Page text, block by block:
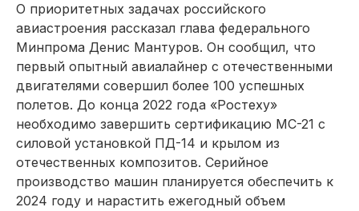
О приоритетных задачах российского
авиастроения рассказал глава федерального
Минпрома Денис Мантуров. Он сообщил, что
первый опытный авиалайнер с отечественными
двигателями совершил более 100 успешных
полетов. До конца 2022 года «Ростеху»
необходимо завершить сертификацию МС-21 с
силовой установкой ПД-14 и крылом из
отечественных композитов. Серийное
производство машин планируется обеспечить к
2024 году и нарастить ежегодный объем